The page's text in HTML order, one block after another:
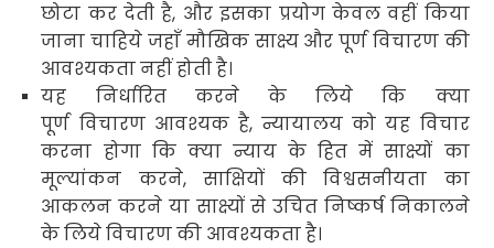
छोटा कर देती है, और इसका प्रयोग केवल वहीं किया
जाना चाहिये जहाँ मौखिक साक्ष्य और पूर्ण विचारण की
आवश्यकता नहीं होती है।
यह निर्धारित करने के लिये कि क्या
पूर्ण विचारण आवश्यक है,न्यायालय को यह विचार
करना होगा कि क्या न्याय के हित में साक्ष्यों का
मूल्यांकन करने, साक्षियों की विश्वसनीयता का
आकलन करने या साक्ष्यों से उचित निष्कर्ष निकालने
के लियेविचारण की आवश्यकता है।